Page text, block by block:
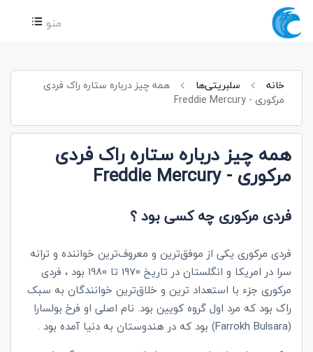
منو
خانه سلبریتی‌ها
همه چیز درباره ستاره راک فردی
مرکوری - Freddie Mercury
همه چیز درباره ستاره راک فردی
مرکوری - Freddie Mercury
فردی مرکوری چه کسی بود ؟
فردی مرکوری یکی از موفق‌ترین و معروف‌ترین خواننده و ترانه
سرا در امریکا و انگلستان در تاریخ 1970 تا 1980 بود ، فردی
مرکوری جزء با استعداد ترین و خلاق‌ترین خوانندگان به سبک
راک بود که مرد اول گروه کویین بود. نام اصلی او فرخ بولسارا
(Farrokh Bulsara) بود که در هندوستان به دنیا آمده بود .